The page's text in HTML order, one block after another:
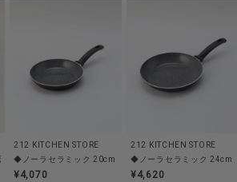
よりも色味が違って見える場合があります。ま
ォンなどの環境により、若干製品と画像のカラー
原材料費高騰の影響にて価格改定を致します。
お願い申し上げます。
型蓋付 ＜BALLARINI バッラリーニ＞
212 KITCHEN STORE
◆ノーラセラミック 20cm ＜BALLARINI バッラリーニ＞
¥4,070
212 KITCHEN STORE
◆ノーラセラミック 24cm
¥4,620